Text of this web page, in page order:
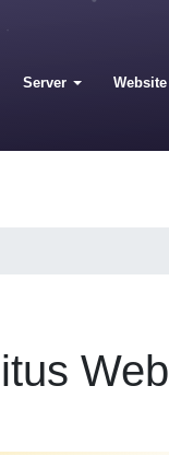
Server Website
Web